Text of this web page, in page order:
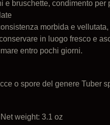
e bruschette, condimento
morbida e
in luogo fresco e
entro pochi giorni.
o spore del genere Tuber
weight: 3.1 oz